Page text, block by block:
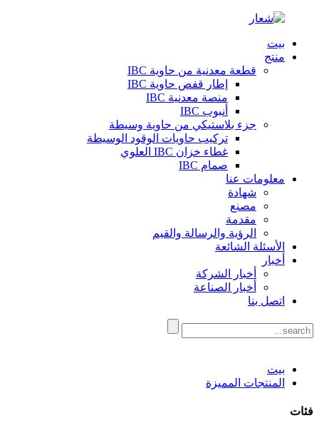
بيت
منتج
قطعة معدنية من حاوية IBC
إطار قفص حاوية IBC
منصة معدنية IBC
أنبوب IBC
جزء بلاستيكي من حاوية وسيطة
تركيب حاويات الوقود الوسيطة
غطاء خزان IBC العلوي
صمام IBC
معلومات عنا
شهادة
مصنع
مقدمة
الرؤية والرسالة والقيم
الأسئلة الشائعة
أخبار
أخبار الشركة
أخبار الصناعة
اتصل بنا
بيت
المنتجات المميزة
فئات